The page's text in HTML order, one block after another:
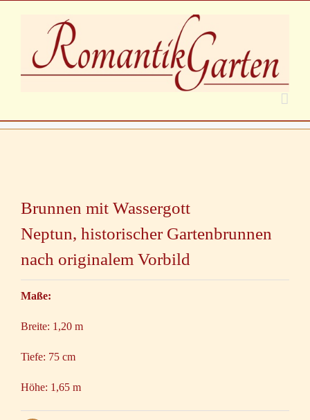
Bild
Brunnen mit Wassergott
Neptun, historischer Gartenbrunnen
nach originalem Vorbild
Maße:
Breite: 1,20 m
Tiefe: 75 cm
Höhe: 1,65 m